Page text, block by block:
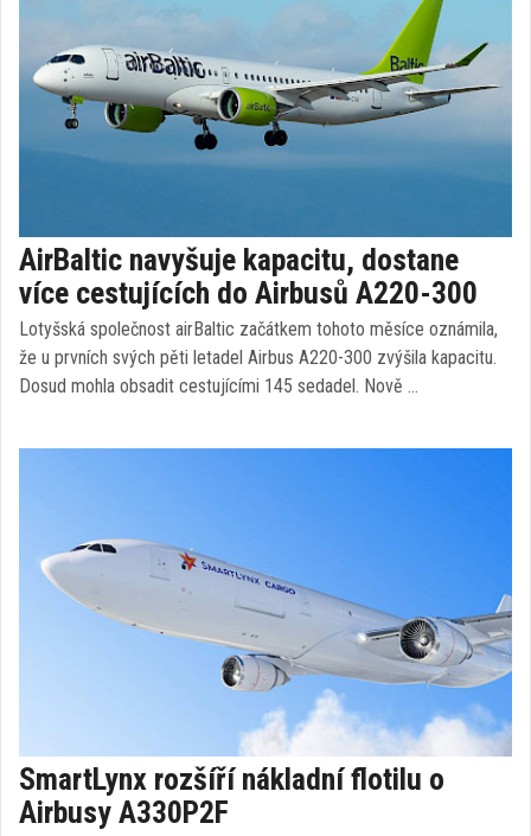
AirBaltic navyšuje kapacitu, dostane
více cestujících do Airbusů A220-300
Lotyšská společnost airBaltic začátkem tohoto měsíce oznámila,
že u prvních svých pěti letadel Airbus A220-300 zvýšila kapacitu.
Dosud mohla obsadit cestujícími 145 sedadel. Nově …
SmartLynx rozšíří nákladní flotilu o
Airbusy A330P2F